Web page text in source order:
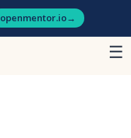
openmentor.io→
☰